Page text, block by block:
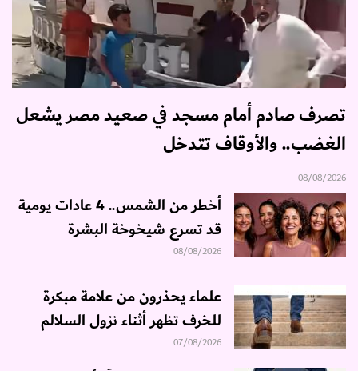
تصرف صادم أمام مسجد في صعيد مصر يشعل
الغضب.. والأوقاف تتدخل
08/08/2026
أخطر من الشمس.. 4 عادات يومية
قد تسرع شيخوخة البشرة
08/08/2026
علماء يحذرون من علامة مبكرة
للخرف تظهر أثناء نزول السلالم
07/08/2026